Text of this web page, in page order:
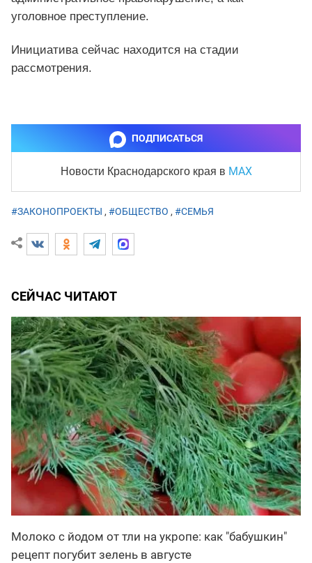
уголовное преступление.
Инициатива сейчас находится на стадии
рассмотрения.
ПОДПИСАТЬСЯ
Новости Краснодарского края в MAX
#ЗАКОНОПРОЕКТЫ , #ОБЩЕСТВО , #СЕМЬЯ
СЕЙЧАС ЧИТАЮТ
Молоко с йодом от тли на укропе: как "бабушкин"
рецепт погубит зелень в августе